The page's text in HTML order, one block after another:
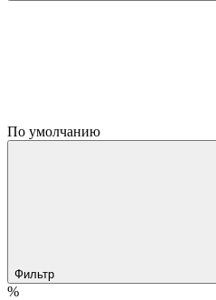
По умолчанию
Фильтр
%